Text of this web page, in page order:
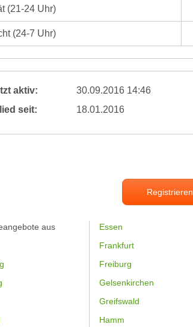
(21-24 Uhr)
(24-7 Uhr)
aktiv: 30.09.2016 14:46
seit:
18.01.2016
Registrieren
aus
Essen
Frankfurt
Freiburg
Gelsenkirchen
Greifswald
Hamm